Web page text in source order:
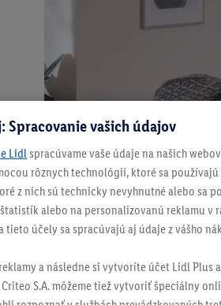
Spracovanie vašich údajov
Lidl spracúvame vaše údaje na našich
rôznych technológií, ktoré sa
z nich sú technicky nevyhnutné alebo sa
alebo na personalizovanú reklamu v
účely sa spracúvajú aj údaje z vášho
a následne si vytvoríte účet Lidl Plus
S.A. môžeme tiež vytvoriť špeciálny